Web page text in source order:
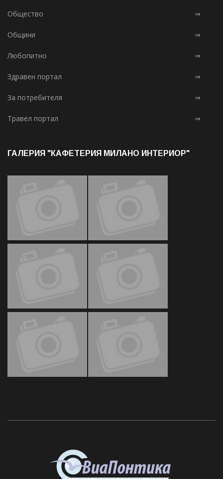
Общество ⇒
Общини ⇒
Любопитно ⇒
Здравен портал ⇒
За потребителя ⇒
Травел портал ⇒
ГАЛЕРИЯ "КАФЕТЕРИЯ МИЛАНО ИНТЕРИОР"